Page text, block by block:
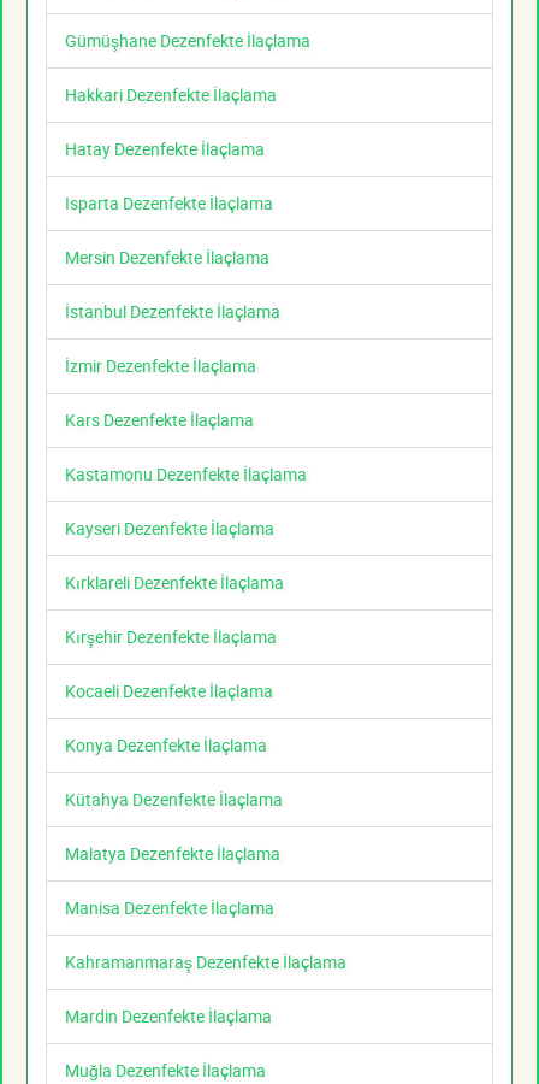
Gümüşhane Dezenfekte İlaçlama
Hakkari Dezenfekte İlaçlama
Hatay Dezenfekte İlaçlama
Isparta Dezenfekte İlaçlama
Mersin Dezenfekte İlaçlama
İstanbul Dezenfekte İlaçlama
İzmir Dezenfekte İlaçlama
Kars Dezenfekte İlaçlama
Kastamonu Dezenfekte İlaçlama
Kayseri Dezenfekte İlaçlama
Kırklareli Dezenfekte İlaçlama
Kırşehir Dezenfekte İlaçlama
Kocaeli Dezenfekte İlaçlama
Konya Dezenfekte İlaçlama
Kütahya Dezenfekte İlaçlama
Malatya Dezenfekte İlaçlama
Manisa Dezenfekte İlaçlama
Kahramanmaraş Dezenfekte İlaçlama
Mardin Dezenfekte İlaçlama
Muğla Dezenfekte İlaçlama